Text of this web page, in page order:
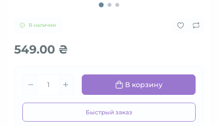
В наличии
549.00 ₴
В корзину
Быстрый заказ